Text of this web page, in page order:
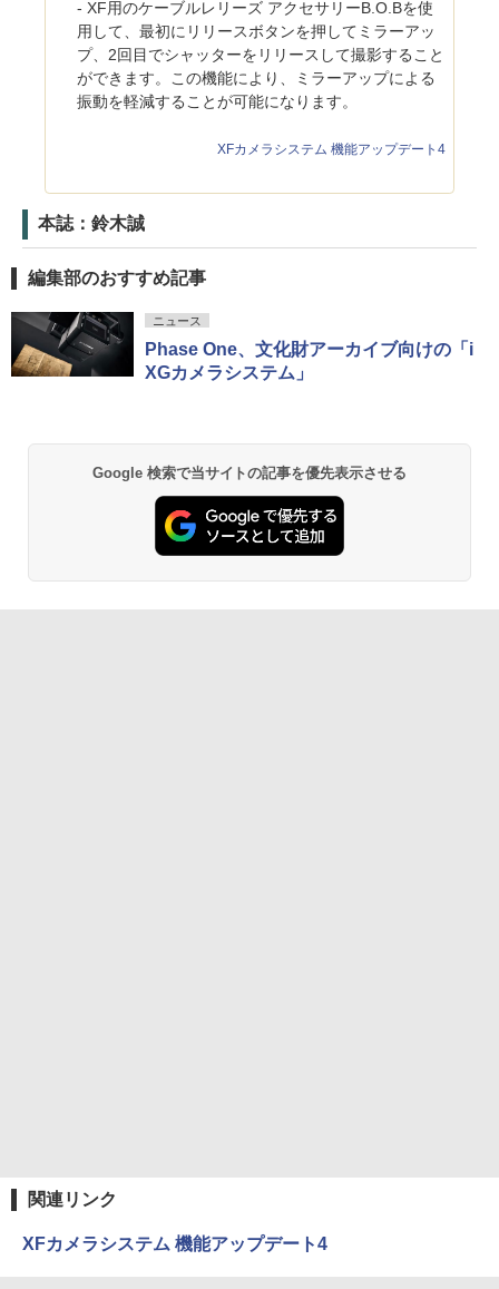
- XF用のケーブルレリーズ アクセサリーB.O.Bを使
用して、最初にリリースボタンを押してミラーアッ
プ、2回目でシャッターをリリースして撮影すること
ができます。この機能により、ミラーアップによる
振動を軽減することが可能になります。
XFカメラシステム 機能アップデート4
本誌：鈴木誠
編集部のおすすめ記事
ニュース
Phase One、文化財アーカイブ向けの「i
XGカメラシステム」
Google 検索で当サイトの記事を優先表示させる
関連リンク
XFカメラシステム 機能アップデート4